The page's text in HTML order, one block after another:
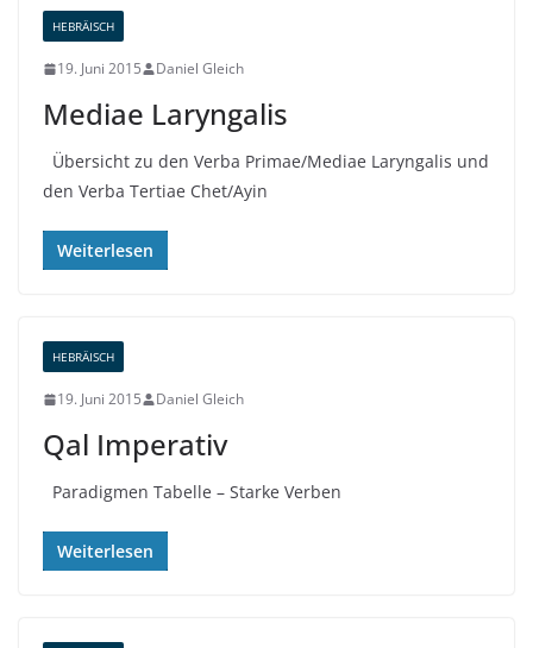
HEBRÄISCH
19. Juni 2015 Daniel Gleich
Mediae Laryngalis
Übersicht zu den Verba Primae/Mediae Laryngalis und
den Verba Tertiae Chet/Ayin
Weiterlesen
HEBRÄISCH
19. Juni 2015 Daniel Gleich
Qal Imperativ
Paradigmen Tabelle – Starke Verben
Weiterlesen